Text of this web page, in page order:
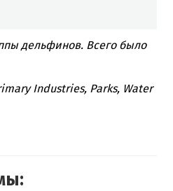
дельфинов. Всего было
Industries, Parks, Water